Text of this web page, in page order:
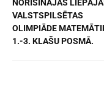
NORISINĀJĀS
VALSTSPILSĒTAS
OLIMPIĀDE
1.-3. KLAŠU POSMĀ.